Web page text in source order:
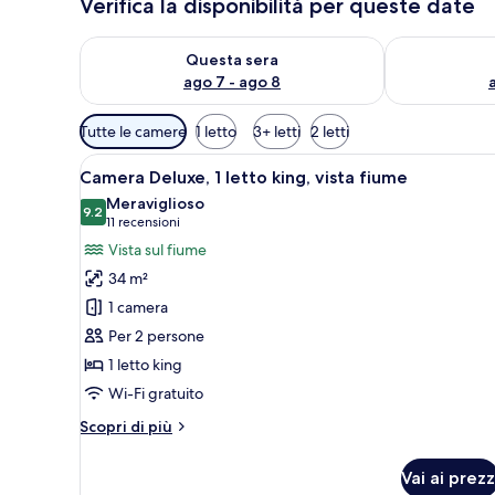
Questa sera
ago 7 - ago 8
Verifica la disponibilità per questa sera, ago 7 - ago 8
Verifica la
Filtri
disponibili
per
le
camere
Tutte le camere 1 letto 3+ letti 2 letti
Apri
tutte
le
foto
per
Camera
Deluxe,
1
letto
king,
vista
Camera d'albergo con un
4
Camera Deluxe, 1 letto king, vista fiume
9.29.2 su 10
Meraviglioso
11 recensioni
(11
recensioni)
Vista sul fiume
34 m²
1 camera
Per 2 persone
1 letto king
Wi-Fi gratuito
Scopri di più
Altri
Vai ai